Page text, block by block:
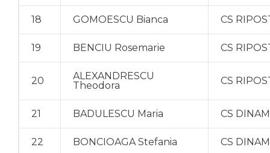
18 GOMOESCU Bianca CS
19 BENCIU Rosemarie CS
20
ALEXANDRESCU
Theodora
CS
21 BADULESCU Maria CS
22 BONCIOAGA Stefania CS